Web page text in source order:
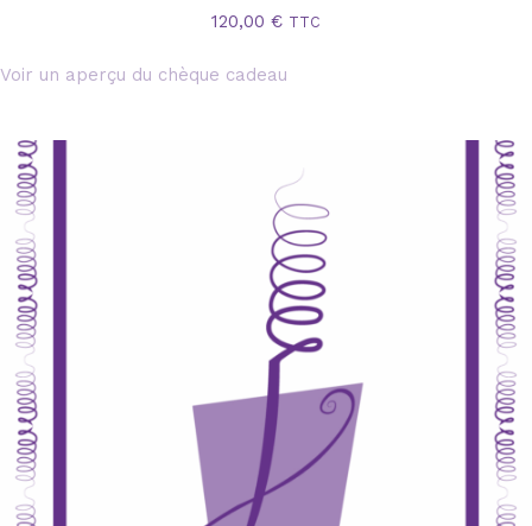
120,00 € TTC
Voir un aperçu du chèque cadeau